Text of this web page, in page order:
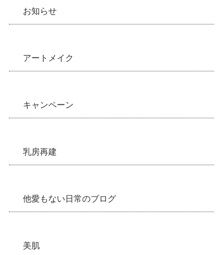
お知らせ
アートメイク
キャンペーン
乳房再建
他愛もない日常のブログ
美肌